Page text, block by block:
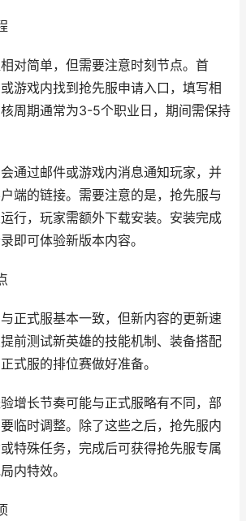
对简单，但需要注意时刻节点。首
游戏内找到抢先服申请入口，填写相
周期通常为3-5个职业日，期间需保持
通过邮件或游戏内消息通知玩家，并
端的链接。需要注意的是，抢先服与
行，玩家需额外下载安装。安装完成
即可体验新版本内容。
正式服基本一致，但新内容的更新速
前测试新英雄的技能机制、装备搭配
式服的排位赛做好准备。
增长节奏可能与正式服略有不同，部
临时调整。除了这些之后，抢先服内
特殊任务，完成后可获得抢先服专属
内特效。